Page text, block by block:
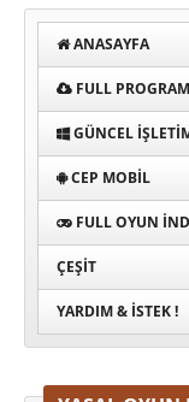
ANASAYFA
FULL
GÜNCEL
CEP MOBIL
FULL OYUN
ÇEŞIT
YARDIM & İSTEK !